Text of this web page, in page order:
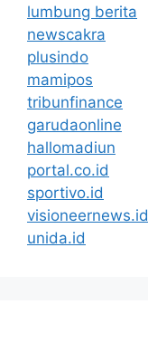
lumbung berita
newscakra
plusindo
mamipos
tribunfinance
garudaonline
hallomadiun
portal.co.id
sportivo.id
visioneernews.id
unida.id